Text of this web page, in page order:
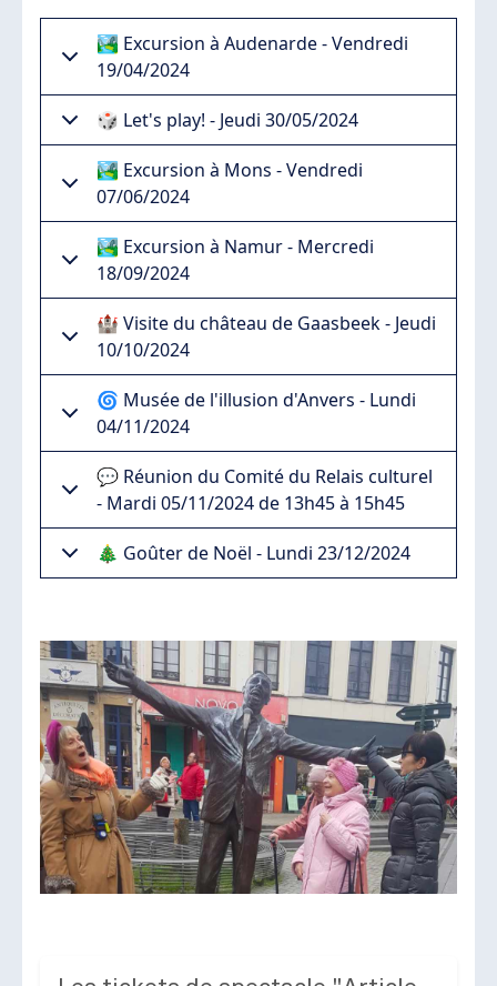
🏞️ Excursion à Audenarde - Vendredi
19/04/2024
🎲 Let's play! - Jeudi 30/05/2024
🏞️ Excursion à Mons - Vendredi
07/06/2024
🏞️ Excursion à Namur - Mercredi
18/09/2024
🏰 Visite du château de Gaasbeek - Jeudi
10/10/2024
🌀 Musée de l'illusion d'Anvers - Lundi
04/11/2024
💬 Réunion du Comité du Relais culturel
- Mardi 05/11/2024 de 13h45 à 15h45
🎄 Goûter de Noël - Lundi 23/12/2024